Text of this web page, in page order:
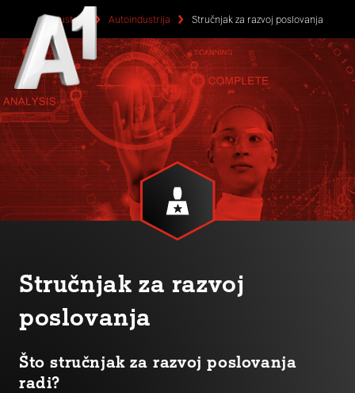
Industrije Autoindustrija Stručnjak za razvoj poslovanja
Stručnjak za razvoj
poslovanja
Što stručnjak za razvoj poslovanja
radi?